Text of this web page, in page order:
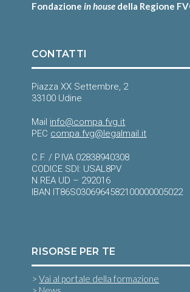
Fondazionein house della Regione
CONTATTI
Piazza XX Settembre, 2
33100 Udine
Mail info@compa.fvg.it
PEC compa.fvg@legalmail.it
C.F. / P.IVA 02838940308
CODICE SDI: USAL8PV
N.REA UD – 292016
IBAN IT86S0306964582100000005022
RISORSE PER TE
>Vai al portale della formazione